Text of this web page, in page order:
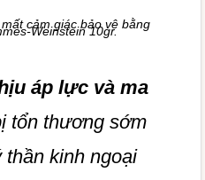
cảm giác bảo vệ bằng
Weinstein 10gr.
áp lực và ma
tổn thương sớm
thần kinh ngoại